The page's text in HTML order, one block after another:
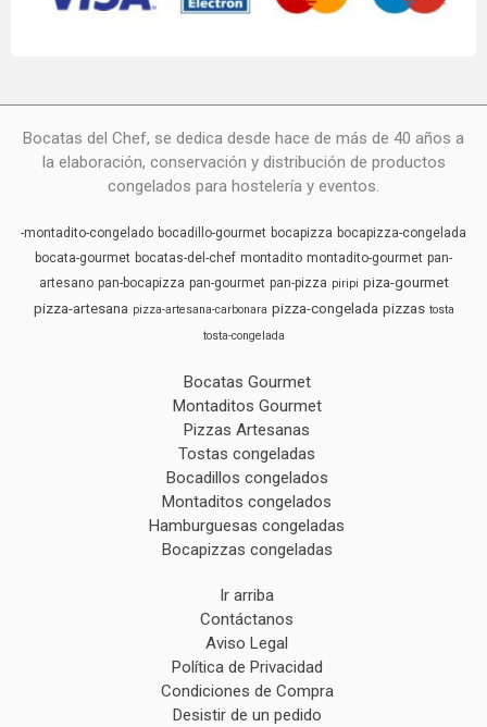
Bocatas del Chef, se dedica desde hace de más de 40 años a
la elaboración, conservación y distribución de productos
congelados para hostelería y eventos.
-montadito-congelado bocadillo-gourmet bocapizza bocapizza-congelada
bocata-gourmet bocatas-del-chef montadito montadito-gourmet pan-
artesano pan-bocapizza pan-gourmet pan-pizza piripi piza-gourmet
pizza-artesana pizza-artesana-carbonara pizza-congelada pizzas tosta
tosta-congelada
Bocatas Gourmet
Montaditos Gourmet
Pizzas Artesanas
Tostas congeladas
Bocadillos congelados
Montaditos congelados
Hamburguesas congeladas
Bocapizzas congeladas
Ir arriba
Contáctanos
Aviso Legal
Política de Privacidad
Condiciones de Compra
Desistir de un pedido